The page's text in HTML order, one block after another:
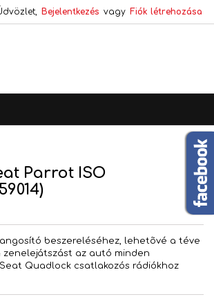
Bejelentkezés vagy Fiók létrehozása
Parrot ISO
beszereléséhez, lehetõvé a téve
az autó minden
Seat Quadlock csatlakozós rádiókhoz